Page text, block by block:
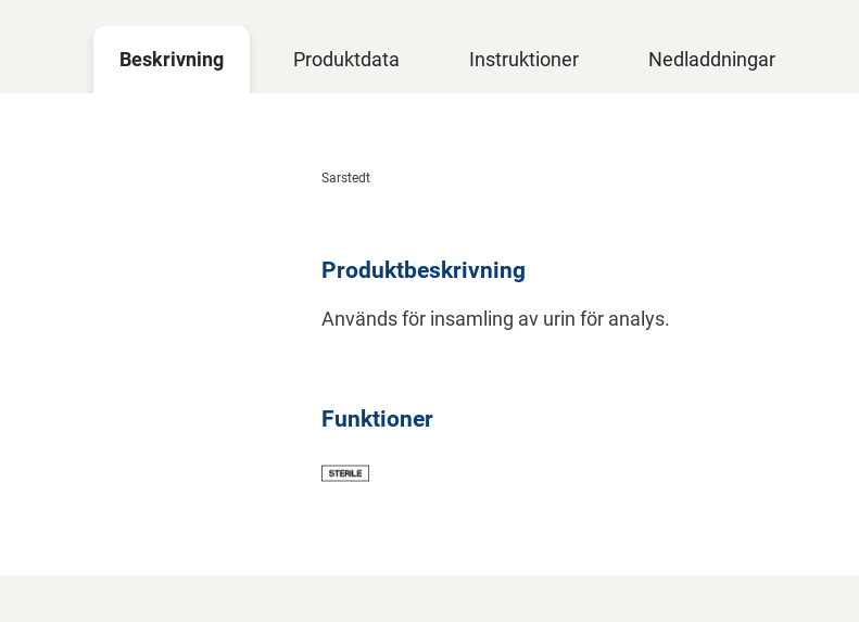
Beskrivning Produktdata Instruktioner Nedladdningar
Beskrivning
Sarstedt
Produktbeskrivning
Används för insamling av urin för analys.
Funktioner